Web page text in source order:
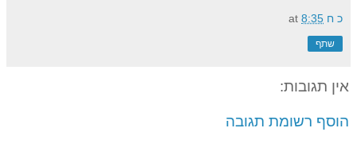
כ ח at 8:35
שתף
אין תגובות:
הוסף רשומת תגובה